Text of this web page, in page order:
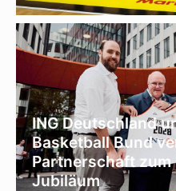
ING Deutschland
Basketball Bund
Partnerschaft
Jubiläum